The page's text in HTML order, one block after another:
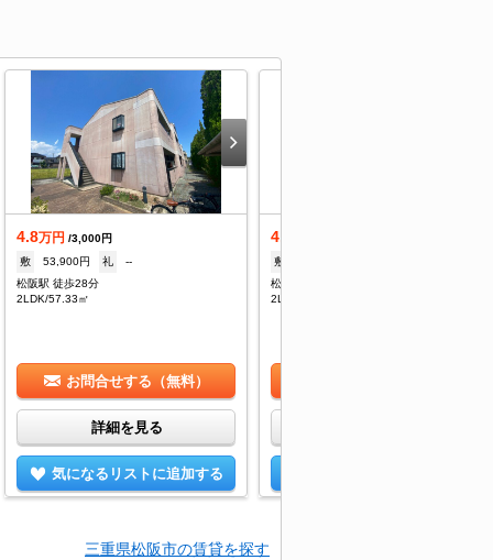
4.8万円 /3,000円
敷
53,900円 礼
--
松阪駅 徒歩28分
2LDK/57.33㎡
お問合せする（無料）
詳細を見る
気になるリストに追加する
4.8
敷
松阪駅 徒歩28分
2LDK/57.33㎡
三重県松阪市の賃貸を探す